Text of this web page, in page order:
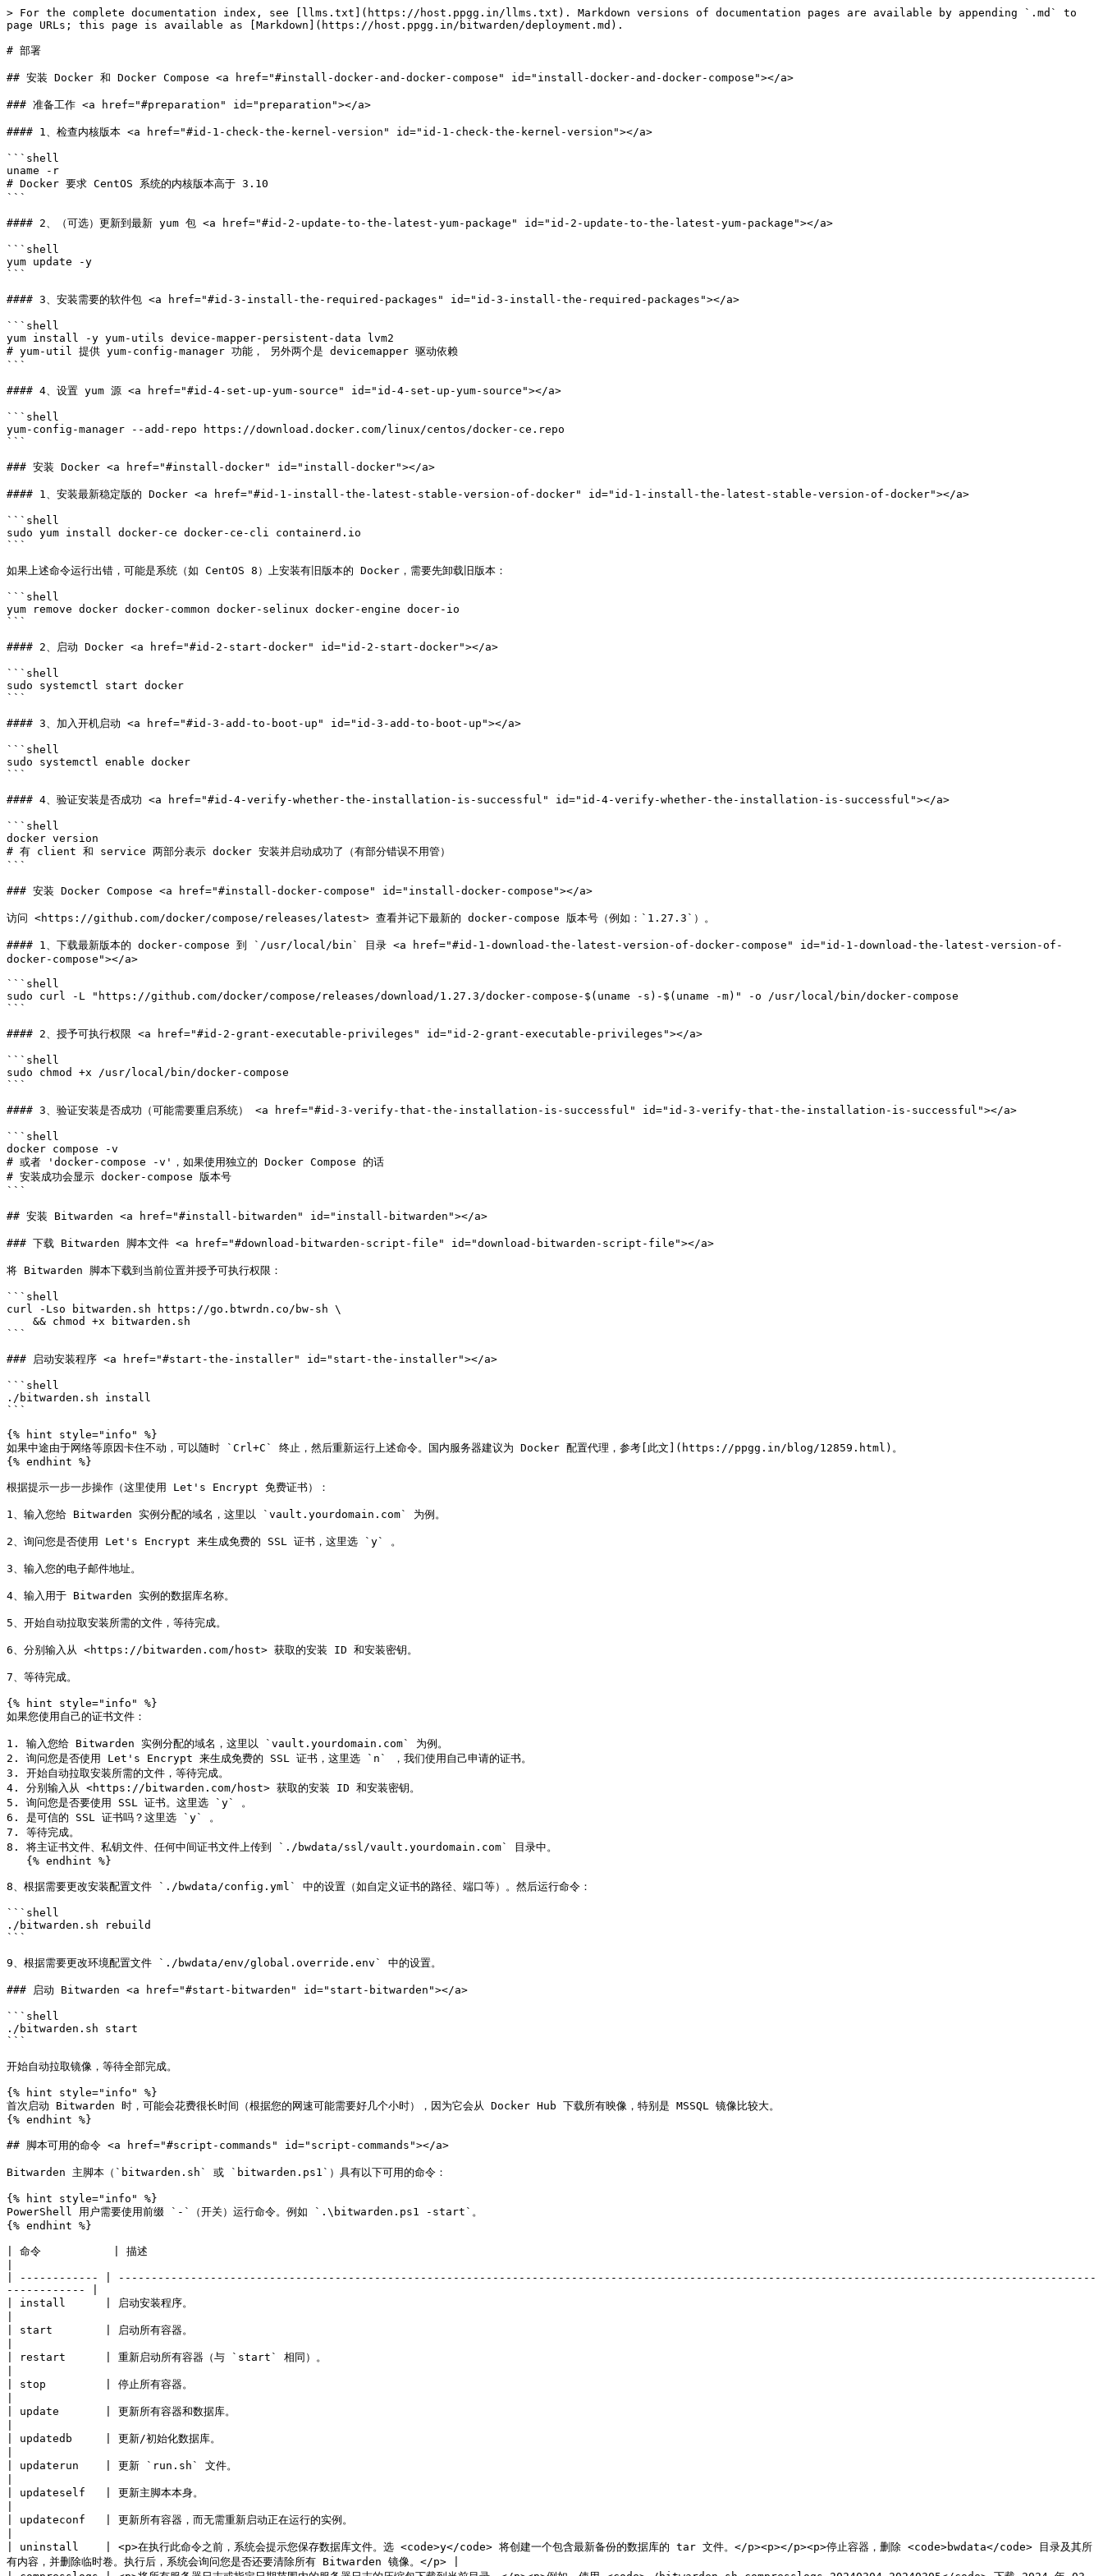
> For the complete documentation index, see [llms.txt](https://host.ppgg.in/llms.txt). Markdown versions of documentation pages are available by appending `.md` to
page URLs; this page is available as [Markdown](https://host.ppgg.in/bitwarden/deployment.md).
# 部署
## 安装 Docker 和 Docker Compose <a href="#install-docker-and-docker-compose" id="install-docker-and-docker-compose"></a>
### 准备工作 <a href="#preparation" id="preparation"></a>
#### 1、检查内核版本 <a href="#id-1-check-the-kernel-version" id="id-1-check-the-kernel-version"></a>
```shell
uname -r
# Docker 要求 CentOS 系统的内核版本高于 3.10
```
#### 2、（可选）更新到最新 yum 包 <a href="#id-2-update-to-the-latest-yum-package" id="id-2-update-to-the-latest-yum-package"></a>
```shell
yum update -y
```
#### 3、安装需要的软件包 <a href="#id-3-install-the-required-packages" id="id-3-install-the-required-packages"></a>
```shell
yum install -y yum-utils device-mapper-persistent-data lvm2
# yum-util 提供 yum-config-manager 功能， 另外两个是 devicemapper 驱动依赖
```
#### 4、设置 yum 源 <a href="#id-4-set-up-yum-source" id="id-4-set-up-yum-source"></a>
```shell
yum-config-manager --add-repo https://download.docker.com/linux/centos/docker-ce.repo
```
### 安装 Docker <a href="#install-docker" id="install-docker"></a>
#### 1、安装最新稳定版的 Docker <a href="#id-1-install-the-latest-stable-version-of-docker" id="id-1-install-the-latest-stable-version-of-docker"></a>
```shell
sudo yum install docker-ce docker-ce-cli containerd.io
```
如果上述命令运行出错，可能是系统（如 CentOS 8）上安装有旧版本的 Docker，需要先卸载旧版本：
```shell
yum remove docker docker-common docker-selinux docker-engine docer-io
```
#### 2、启动 Docker <a href="#id-2-start-docker" id="id-2-start-docker"></a>
```shell
sudo systemctl start docker
```
#### 3、加入开机启动 <a href="#id-3-add-to-boot-up" id="id-3-add-to-boot-up"></a>
```shell
sudo systemctl enable docker
```
#### 4、验证安装是否成功 <a href="#id-4-verify-whether-the-installation-is-successful" id="id-4-verify-whether-the-installation-is-successful"></a>
```shell
docker version
# 有 client 和 service 两部分表示 docker 安装并启动成功了（有部分错误不用管）
```
### 安装 Docker Compose <a href="#install-docker-compose" id="install-docker-compose"></a>
访问 <https://github.com/docker/compose/releases/latest> 查看并记下最新的 docker-compose 版本号（例如：`1.27.3`）。
#### 1、下载最新版本的 docker-compose 到 `/usr/local/bin` 目录 <a href="#id-1-download-the-latest-version-of-docker-compose" id="id-1-download-the-latest-version-of-
docker-compose"></a>
```shell
sudo curl -L "https://github.com/docker/compose/releases/download/1.27.3/docker-compose-$(uname -s)-$(uname -m)" -o /usr/local/bin/docker-compose
```
#### 2、授予可执行权限 <a href="#id-2-grant-executable-privileges" id="id-2-grant-executable-privileges"></a>
```shell
sudo chmod +x /usr/local/bin/docker-compose
```
#### 3、验证安装是否成功（可能需要重启系统） <a href="#id-3-verify-that-the-installation-is-successful" id="id-3-verify-that-the-installation-is-successful"></a>
```shell
docker compose -v
# 或者 'docker-compose -v'，如果使用独立的 Docker Compose 的话
# 安装成功会显示 docker-compose 版本号
```
## 安装 Bitwarden <a href="#install-bitwarden" id="install-bitwarden"></a>
### 下载 Bitwarden 脚本文件 <a href="#download-bitwarden-script-file" id="download-bitwarden-script-file"></a>
将 Bitwarden 脚本下载到当前位置并授予可执行权限：
```shell
curl -Lso bitwarden.sh https://go.btwrdn.co/bw-sh \
```
### 启动安装程序 <a href="#start-the-installer" id="start-the-installer"></a>
```shell
./bitwarden.sh install
```
{% hint style="info" %}
如果中途由于网络等原因卡住不动，可以随时 `Crl+C` 终止，然后重新运行上述命令。国内服务器建议为 Docker 配置代理，参考[此文](https://ppgg.in/blog/12859.html)。
{% endhint %}
根据提示一步一步操作（这里使用 Let's Encrypt 免费证书）：
1、输入您给 Bitwarden 实例分配的域名，这里以 `vault.yourdomain.com` 为例。
2、询问您是否使用 Let's Encrypt 来生成免费的 SSL 证书，这里选 `y` 。
3、输入您的电子邮件地址。
4、输入用于 Bitwarden 实例的数据库名称。
5、开始自动拉取安装所需的文件，等待完成。
6、分别输入从 <https://bitwarden.com/host> 获取的安装 ID 和安装密钥。
7、等待完成。
{% hint style="info" %}
如果您使用自己的证书文件：
1. 输入您给 Bitwarden 实例分配的域名，这里以 `vault.yourdomain.com` 为例。
2. 询问您是否使用 Let's Encrypt 来生成免费的 SSL 证书，这里选 `n` ，我们使用自己申请的证书。
3. 开始自动拉取安装所需的文件，等待完成。
4. 分别输入从 <https://bitwarden.com/host> 获取的安装 ID 和安装密钥。
5. 询问您是否要使用 SSL 证书。这里选 `y` 。
6. 是可信的 SSL 证书吗？这里选 `y` 。
7. 等待完成。
8. 将主证书文件、私钥文件、任何中间证书文件上传到 `./bwdata/ssl/vault.yourdomain.com` 目录中。
8、根据需要更改安装配置文件 `./bwdata/config.yml` 中的设置（如自定义证书的路径、端口等）。然后运行命令：
```shell
./bitwarden.sh rebuild
```
9、根据需要更改环境配置文件 `./bwdata/env/global.override.env` 中的设置。
### 启动 Bitwarden <a href="#start-bitwarden" id="start-bitwarden"></a>
```shell
./bitwarden.sh start
```
开始自动拉取镜像，等待全部完成。
{% hint style="info" %}
首次启动 Bitwarden 时，可能会花费很长时间（根据您的网速可能需要好几个小时），因为它会从 Docker Hub 下载所有映像，特别是 MSSQL 镜像比较大。
{% endhint %}
## 脚本可用的命令 <a href="#script-commands" id="script-commands"></a>
Bitwarden 主脚本（`bitwarden.sh` 或 `bitwarden.ps1`）具有以下可用的命令：
{% hint style="info" %}
PowerShell 用户需要使用前缀 `-`（开关）运行命令。例如 `.\bitwarden.ps1 -start`。
{% endhint %}
| 命令           | 描述
| ------------ | -----------------------------------------------------------------------------------------------------------------------------------------------------
------------ |
| install      | 启动安装程序。
| start        | 启动所有容器。
| restart      | 重新启动所有容器（与 `start` 相同）。
| stop         | 停止所有容器。
| update       | 更新所有容器和数据库。
| updatedb     | 更新/初始化数据库。
| updaterun    | 更新 `run.sh` 文件。
| updateself   | 更新主脚本本身。
| updateconf   | 更新所有容器，而无需重新启动正在运行的实例。
| uninstall    | <p>在执行此命令之前，系统会提示您保存数据库文件。选 <code>y</code> 将创建一个包含最新备份的数据库的 tar 文件。</p><p></p><p>停止容器，删除 <code>bwdata</code> 目录及其所
有内容，并删除临时卷。执行后，系统会询问您是否还要清除所有 Bitwarden 镜像。</p> |